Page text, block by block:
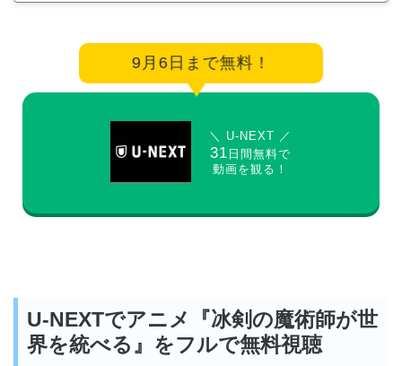
9月6日まで無料！
＼ U-NEXT ／
31 日間無料で
動画を観る！
U-NEXTでアニメ『冰剣の魔術師が世
界を統べる』をフルで無料視聴